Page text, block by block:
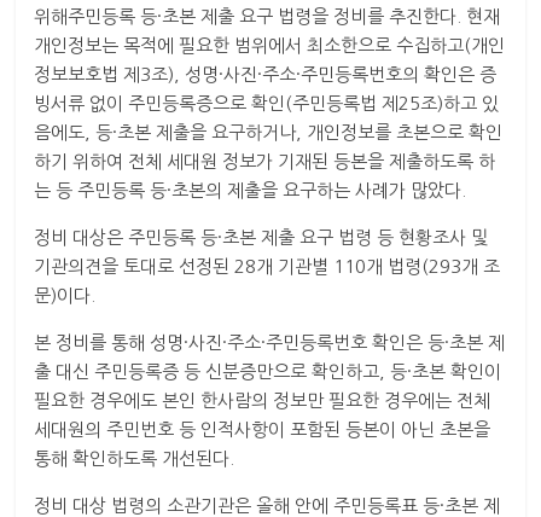
위해주민등록 등·초본 제출 요구 법령을 정비를 추진한다. 현재
개인정보는 목적에 필요한 범위에서 최소한으로 수집하고(개인
정보보호법 제3조), 성명·사진·주소·주민등록번호의 확인은 증
빙서류 없이 주민등록증으로 확인(주민등록법 제25조)하고 있
음에도, 등·초본 제출을 요구하거나, 개인정보를 초본으로 확인
하기 위하여 전체 세대원 정보가 기재된 등본을 제출하도록 하
는 등 주민등록 등·초본의 제출을 요구하는 사례가 많았다.
정비 대상은 주민등록 등·초본 제출 요구 법령 등 현황조사 및
기관의견을 토대로 선정된 28개 기관별 110개 법령(293개 조
문)이다.
본 정비를 통해 성명·사진·주소·주민등록번호 확인은 등·초본 제
출 대신 주민등록증 등 신분증만으로 확인하고, 등·초본 확인이
필요한 경우에도 본인 한사람의 정보만 필요한 경우에는 전체
세대원의 주민번호 등 인적사항이 포함된 등본이 아닌 초본을
통해 확인하도록 개선된다.
정비 대상 법령의 소관기관은 올해 안에 주민등록표 등·초본 제